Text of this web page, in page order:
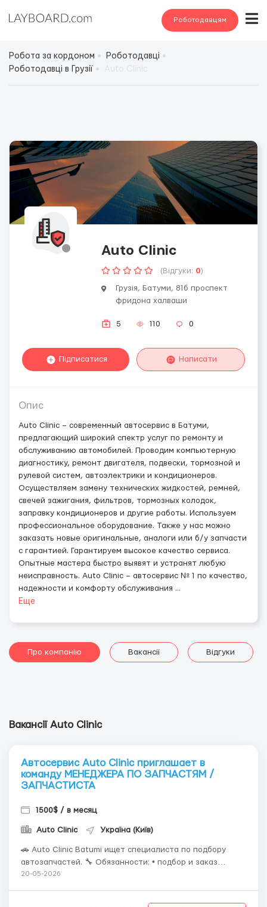
Роботодавцям
Робота за кордоном
Роботодавці
Роботодавці в Грузії
Auto Clinic
(Відгуки: 0)
Грузія, Батуми, 81б проспект
фридона халваши
5 110 0
Підписатися Написати
Опис
Auto Clinic – современный автосервис в Батуми,
предлагающий широкий спектр услуг по ремонту и
обслуживанию автомобилей. Проводим компьютерную
диагностику, ремонт двигателя, подвески, тормозной и
рулевой систем, автоэлектрики и кондиционеров.
Осуществляем замену технических жидкостей, ремней,
свечей зажигания, фильтров, тормозных колодок,
заправку кондиционеров и другие работы. Используем
профессиональное оборудование. Также у нас можно
заказать новые оригинальные, аналоги или б/у запчасти
с гарантией. Гарантируем высокое качество сервиса.
Опытные мастера быстро выявят и устранят любую
неисправность. Auto Clinic – автосервис № 1 по качество,
надежности и комфорту обслуживания ...
Еще
Про компанію Вакансії Відгуки
Вакансії Auto Clinic
Автосервис Auto Clinic приглашает в
команду МЕНЕДЖЕРА ПО ЗАПЧАСТЯМ /
ЗАПЧАСТИСТА
1500$ / в месяц
Auto Clinic Україна (Київ)
🚗 Auto Clinic Batumi ищет специалиста по подбору
автозапчастей. 🔧 Обязанности: • подбор и заказ
автозапчастей • работа с каталогами и поставщиками •
20-05-2026